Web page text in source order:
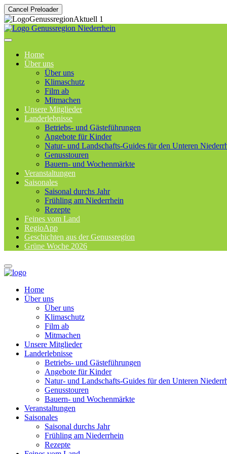
Cancel Preloader
Home
Über uns
Über uns
Klimaschutz
Film ab
Mitmachen
Unsere Mitglieder
Landerlebnisse
Betriebs- und Gästeführungen
Angebote für Kinder
Natur- und Landschafts-Guides für den Unteren
Genusstouren
Bauern- und Wochenmärkte
Veranstaltungen
Saisonales
Saisonal durchs Jahr
Frühling am Niederrhein
Rezepte
Feines vom Land
RegioApp
Geschichten aus der Genussregion
Grüne Woche 2026
Home
Über uns
Über uns
Klimaschutz
Film ab
Mitmachen
Unsere Mitglieder
Landerlebnisse
Betriebs- und Gästeführungen
Angebote für Kinder
Natur- und Landschafts-Guides für den Unteren
Genusstouren
Bauern- und Wochenmärkte
Veranstaltungen
Saisonales
Saisonal durchs Jahr
Frühling am Niederrhein
Rezepte